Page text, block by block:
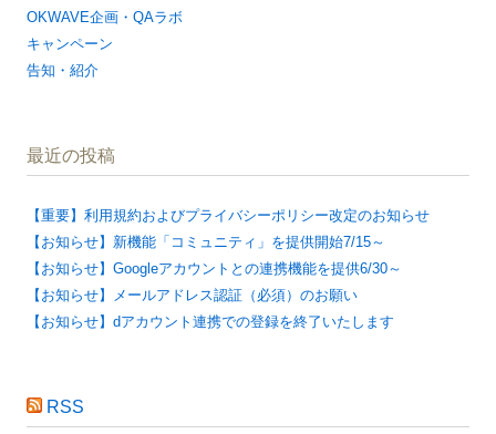
OKWAVE企画・QAラボ
キャンペーン
告知・紹介
最近の投稿
【重要】利用規約およびプライバシーポリシー改定のお知らせ
【お知らせ】新機能「コミュニティ」を提供開始7/15～
【お知らせ】Googleアカウントとの連携機能を提供6/30～
【お知らせ】メールアドレス認証（必須）のお願い
【お知らせ】dアカウント連携での登録を終了いたします
RSS